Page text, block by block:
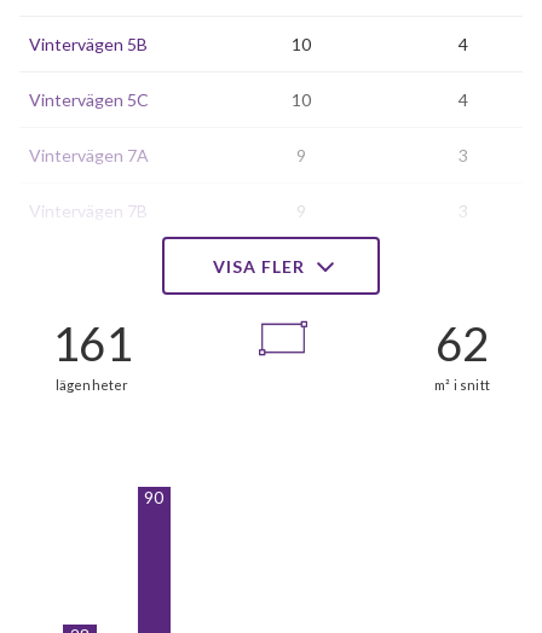
Vintervägen 5B 10 4
Vintervägen 5C 10 4
Vintervägen 7A 9 3
Vintervägen 7B 9 3
9
9
Vintervägen 7E
VISA FLER
90